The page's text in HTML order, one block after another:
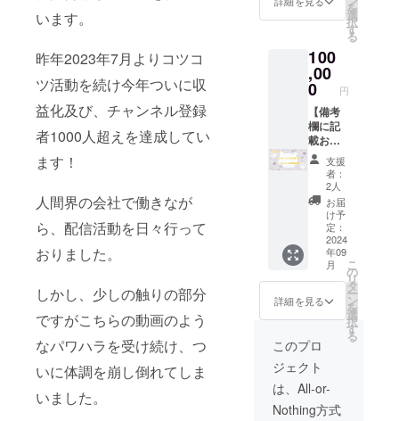
います。
昨年2023年7月よりコツコ
ツ活動を続け今年ついに収
益化及び、チャンネル登録
者1000人超えを達成してい
ます！
人間界の会社で働きなが
ら、配信活動を日々行って
おりました。
しかし、少しの触りの部分
ですがこちらの動画のよう
なパワハラを受け続け、つ
いに体調を崩し倒れてしま
いました。
しま
す。
しま
す。
不可 ・
読み上
なお名
前をお
願い致
しま
す。
【ディ
スコー
ドのイ
ンス
トール
を期日
までに
お願い
致しま
す】 ・
ディス
コード
の検索
可能な
ユー
ザー名
をご記
載くだ
さい。
日程な
どもこ
を
選
択
す
る
100
,00
0 円
【備考
欄に記
載お願
い致し
ます】
・クレ
ジッ
ト、お
名前を
読み上
げるこ
とは可
能です
か。 可/
不可 ・
読み上
げ可能
なお名
前をお
願い致
しま
す。 ・
支援
者：
2人
お届
け予
定：
2024
年09
月
詳細を見る
こ
の
リ
タ
ー
ン
を
選
択
す
る
このプロ
ジェクト
は、All-or-
Nothing方式